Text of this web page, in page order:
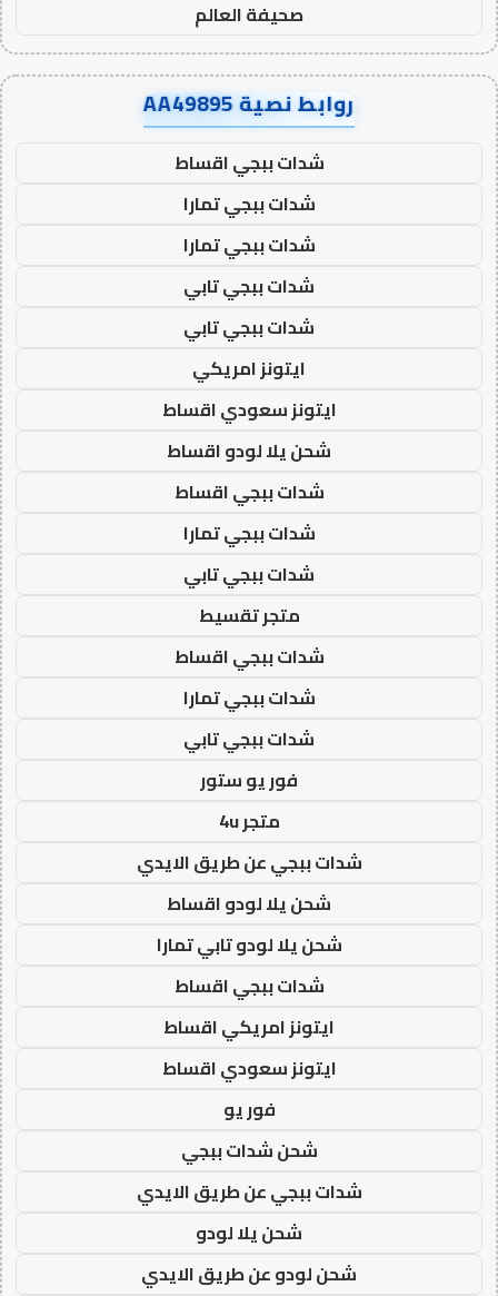
صحيفة العالم
روابط نصية AA49895
شدات ببجي اقساط
شدات ببجي تمارا
شدات ببجي تمارا
شدات ببجي تابي
شدات ببجي تابي
ايتونز امريكي
ايتونز سعودي اقساط
شحن يلا لودو اقساط
شدات ببجي اقساط
شدات ببجي تمارا
شدات ببجي تابي
متجر تقسيط
شدات ببجي اقساط
شدات ببجي تمارا
شدات ببجي تابي
فور يو ستور
متجر 4u
شدات ببجي عن طريق الايدي
شحن يلا لودو اقساط
شحن يلا لودو تابي تمارا
شدات ببجي اقساط
ايتونز امريكي اقساط
ايتونز سعودي اقساط
فور يو
شحن شدات ببجي
شدات ببجي عن طريق الايدي
شحن يلا لودو
شحن لودو عن طريق الايدي